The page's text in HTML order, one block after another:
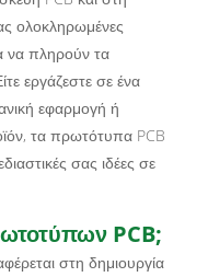
ολοκληρωμένες
να πληρούν τα
εργάζεστε σε ένα
εφαρμογή ή
τα πρωτότυπα PCB
σας ιδέες σε
PCB;
στη δημιουργία